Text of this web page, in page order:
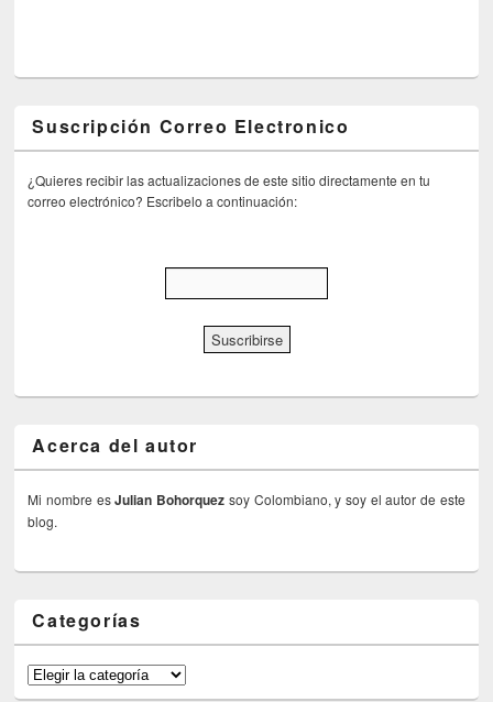
Suscripción Correo Electronico
¿Quieres recibir las actualizaciones de este sitio directamente en tu
correo electrónico? Escribelo a continuación:
Acerca del autor
Mi nombre esJulian Bohorquez soy Colombiano, y soy el autor de este
blog.
Categorías
Categorías